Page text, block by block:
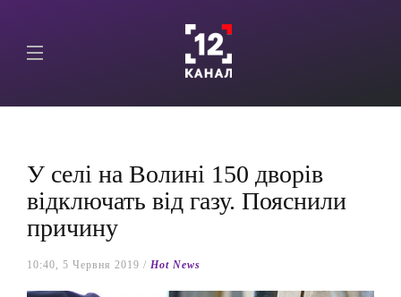
У селі на Волині 150 дворів
відключать від газу. Пояснили
причину
10:40, 5 Червня 2019 / Hot News